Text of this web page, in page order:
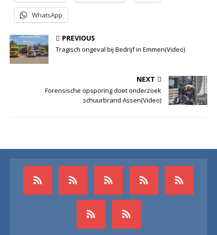
WhatsApp
PREVIOUS
Tragisch ongeval bij Bedrijf in Emmen(Video)
NEXT
Forensische opsporing doet onderzoek
schuurbrand Assen(Video)